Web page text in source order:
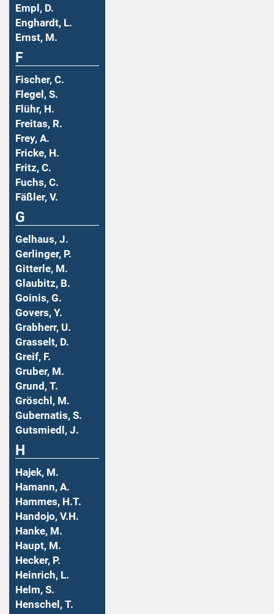
Empl, D.
Enghardt, L.
Ernst, M.
F
Fischer, C.
Flegel, S.
Flühr, H.
Freitas, R.
Frey, A.
Fricke, H.
Fritz, C.
Fuchs, C.
Fäßler, V.
G
Gelhaus, J.
Gerlinger, P.
Gitterle, M.
Glaubitz, B.
Goinis, G.
Govers, Y.
Grabherr, U.
Grasselt, D.
Greif, F.
Gruber, M.
Grund, T.
Gröschl, M.
Gubernatis, S.
Gutsmiedl, J.
H
Hajek, M.
Hamann, A.
Hammes, H.T.
Handojo, V.H.
Hanke, M.
Haupt, M.
Hecker, P.
Heinrich, L.
Helm, S.
Henschel, T.